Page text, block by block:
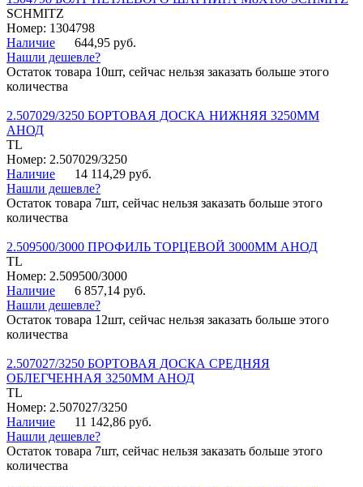
SCHMITZ
Номер: 1304798
Наличие
644,95 руб.
Нашли дешевле?
Остаток товара 10шт, сейчас нельзя заказать больше этого
количества
2.507029/3250 БОРТОВАЯ ДОСКА НИЖНЯЯ 3250ММ
АНОД
TL
Номер: 2.507029/3250
Наличие
14 114,29 руб.
Нашли дешевле?
Остаток товара 7шт, сейчас нельзя заказать больше этого
количества
2.509500/3000 ПРОФИЛЬ ТОРЦЕВОЙ 3000ММ АНОД
TL
Номер: 2.509500/3000
Наличие
6 857,14 руб.
Нашли дешевле?
Остаток товара 12шт, сейчас нельзя заказать больше этого
количества
2.507027/3250 БОРТОВАЯ ДОСКА СРЕДНЯЯ
ОБЛЕГЧЕННАЯ 3250ММ АНОД
TL
Номер: 2.507027/3250
Наличие
11 142,86 руб.
Нашли дешевле?
Остаток товара 7шт, сейчас нельзя заказать больше этого
количества